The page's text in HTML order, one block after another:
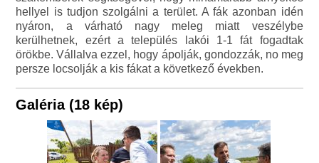
hellyel is tudjon szolgálni a terület. A fák azonban idén
nyáron, a várható nagy meleg miatt veszélybe
kerülhetnek, ezért a település lakói 1-1 fát fogadtak
örökbe. Vállalva ezzel, hogy ápolják, gondozzák, no meg
persze locsolják a kis fákat a következő években.
Galéria (18 kép)